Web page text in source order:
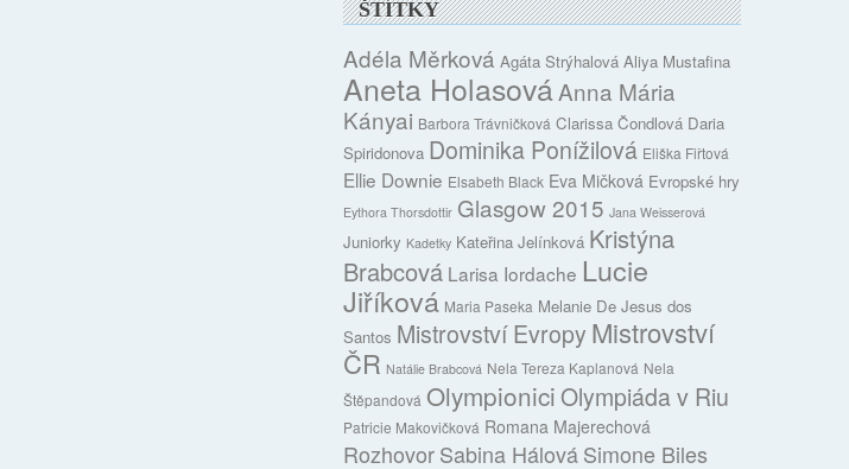
ŠTÍTKY
Adéla Měrková Agáta Strýhalová Aliya Mustafina
Aneta HolasováAnna Mária
Kányai Barbora Trávničková Clarissa Čondlová Daria
Spiridonova Dominika Ponížilová Eliška Fiřtová
Ellie Downie Elsabeth Black Eva Mičková Evropské hry
Eythora Thorsdottir Glasgow 2015 Jana Weisserová
Juniorky Kadetky Kateřina Jelínková Kristýna
Brabcová Larisa Iordache Lucie
Jiříková Maria Paseka Melanie De Jesus dos
Santos Mistrovství Evropy Mistrovství
ČR Natálie Brabcová Nela Tereza Kaplanová Nela
Štěpandová OlympioniciOlympiáda v Riu
Patricie Makovičková Romana Majerechová
RozhovorSabina HálováSimone Biles